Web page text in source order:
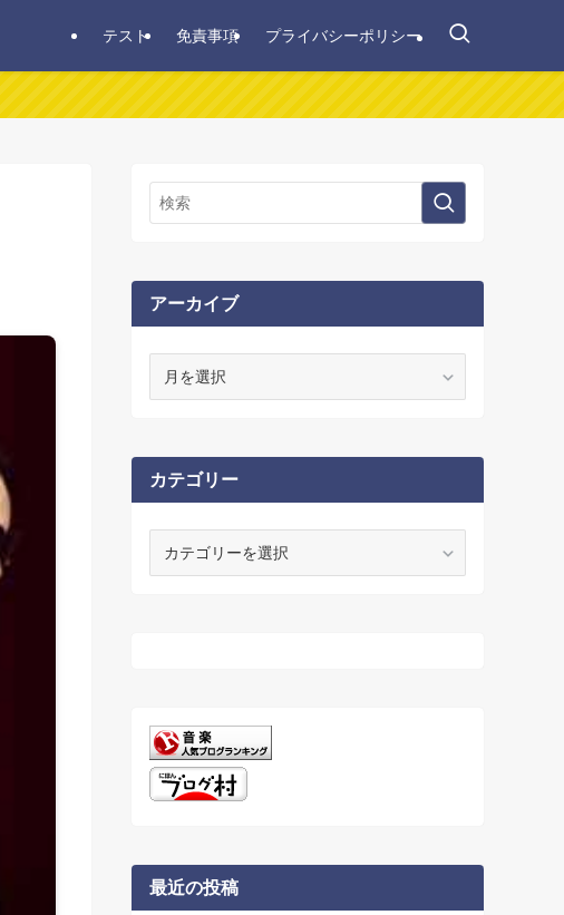
テスト 免責事項 プライバシーポリシー
アーカイブ
ブ
カテゴリー
最近の投稿